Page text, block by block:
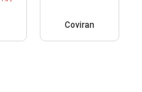
Coviran